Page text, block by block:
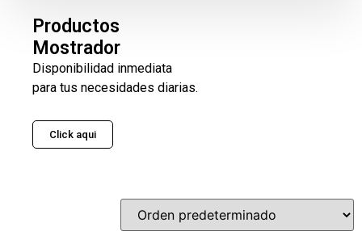
Productos
Mostrador
Disponibilidad inmediata
para tus necesidades diarias.
Click aqui